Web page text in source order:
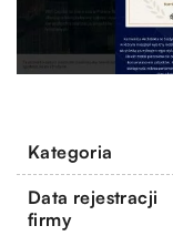
Kategoria
Data rejestracji
firmy